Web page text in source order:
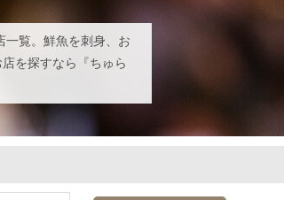
一覧。鮮魚を刺身、お
を探すなら『ちゅら